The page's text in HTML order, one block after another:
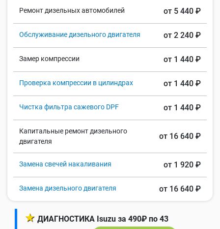
Ремонт дизельных автомобилей от 5 440 ₽
Обслуживание дизельного двигателя от 2 240 ₽
Замер компрессии от 1 440 ₽
Проверка компрессии в цилиндрах от 1 440 ₽
Чистка фильтра сажевого DPF от 1 440 ₽
Капитальные ремонт дизельного
двигателя
от 16 640 ₽
Замена свечей накаливания от 1 920 ₽
Замена дизельного двигателя от 16 640 ₽
★ ДИАГНОСТИКА Isuzu за 490₽ по 43